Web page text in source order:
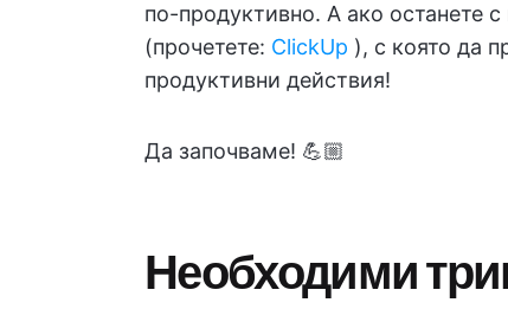
по-продуктивно. А ако останете
(прочетете: ClickUp ), с която да
продуктивни действия!
Да започваме! 💪🏼
Необходими